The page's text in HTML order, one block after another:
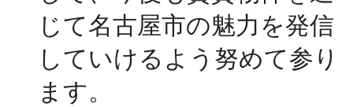
じて名古屋市の魅力を発信
していけるよう努めて参り
ます。